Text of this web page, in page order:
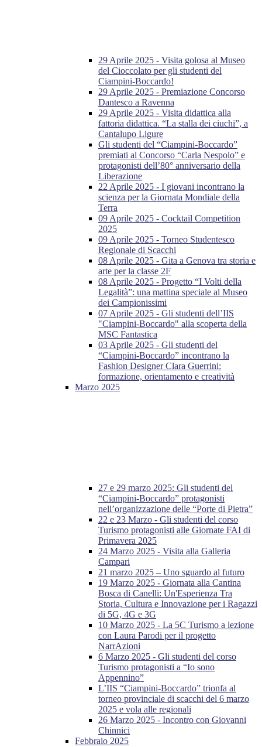
29 Aprile 2025 - Visita golosa al Museo
del Cioccolato per gli studenti del
Ciampini-Boccardo!
29 Aprile 2025 - Premiazione Concorso
Dantesco a Ravenna
29 Aprile 2025 - Visita didattica alla
fattoria didattica. “La stalla dei ciuchi”, a
Cantalupo Ligure
Gli studenti del “Ciampini-Boccardo”
premiati al Concorso “Carla Nespolo” e
protagonisti dell’80° anniversario della
Liberazione
22 Aprile 2025 - I giovani incontrano la
scienza per la Giornata Mondiale della
Terra
09 Aprile 2025 - Cocktail Competition
2025
09 Aprile 2025 - Torneo Studentesco
Regionale di Scacchi
08 Aprile 2025 - Gita a Genova tra storia e
arte per la classe 2F
08 Aprile 2025 - Progetto “I Volti della
Legalità”: una mattina speciale al Museo
dei Campionissimi
07 Aprile 2025 - Gli studenti dell’IIS
"Ciampini-Boccardo" alla scoperta della
MSC Fantastica
03 Aprile 2025 - Gli studenti del
“Ciampini-Boccardo” incontrano la
Fashion Designer Clara Guerrini:
formazione, orientamento e creatività
Marzo 2025
27 e 29 marzo 2025: Gli studenti del
“Ciampini-Boccardo” protagonisti
nell’organizzazione delle “Porte di Pietra”
22 e 23 Marzo - Gli studenti del corso
Turismo protagonisti alle Giornate FAI di
Primavera 2025
24 Marzo 2025 - Visita alla Galleria
Campari
21 marzo 2025 – Uno sguardo al futuro
19 Marzo 2025 - Giornata alla Cantina
Bosca di Canelli: Un'Esperienza Tra
Storia, Cultura e Innovazione per i Ragazzi
di 5G, 4G e 3G
10 Marzo 2025 - La 5C Turismo a lezione
con Laura Parodi per il progetto
NarrAzioni
6 Marzo 2025 - Gli studenti del corso
Turismo protagonisti a “Io sono
Appennino”
L’IIS “Ciampini-Boccardo” trionfa al
torneo provinciale di scacchi del 6 marzo
2025 e vola alle regionali
26 Marzo 2025 - Incontro con Giovanni
Chinnici
Febbraio 2025